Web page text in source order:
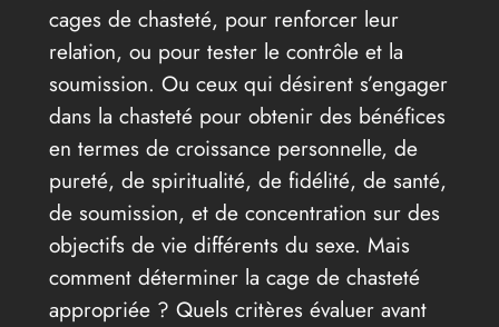
cages de chasteté, pour renforcer leur
relation, ou pour tester le contrôle et la
soumission. Ou ceux qui désirent s’engager
dans la chasteté pour obtenir des bénéfices
en termes de croissance personnelle, de
pureté, de spiritualité, de fidélité, de santé,
de soumission, et de concentration sur des
objectifs de vie différents du sexe. Mais
comment déterminer la cage de chasteté
appropriée ? Quels critères évaluer avant